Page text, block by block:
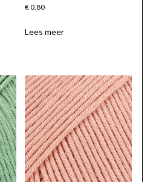
€0.80
Lees meer